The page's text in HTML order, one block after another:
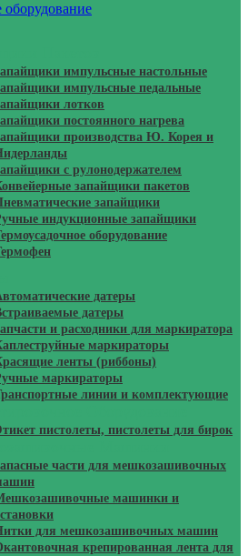
оборудование
импульсные настольные
импульсные педальные
лотков
постоянного нагрева
производства Ю. Корея и
с рулонодержателем
запайщики пакетов
запайщики
индукционные запайщики
оборудование
датеры
датеры
и расходники для маркиратора
маркираторы
ленты (риббоны)
маркираторы
линии и комплектующие
пистолеты, пистолеты для бирок
части для мешкозашивочных
машинки и
для мешкозашивочных машин
крепированная лента для